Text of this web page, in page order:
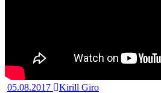
05.08.2017
Kirill Giro